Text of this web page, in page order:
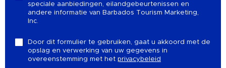
speciale aanbiedingen, eilandgebeurtenissen en
andere informatie van Barbados Tourism Marketing,
Inc.
Door dit formulier te gebruiken, gaat u akkoord met de
opslag en verwerking van uw gegevens in
overeenstemming met het privacybeleid